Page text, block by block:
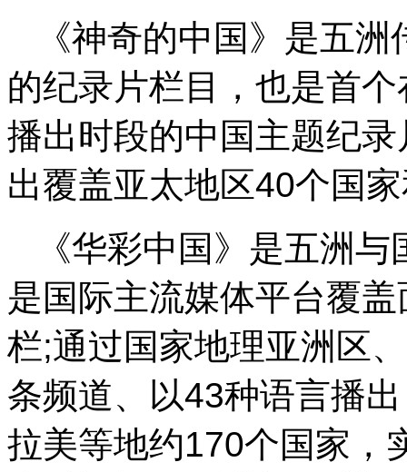
《神奇的中国》是五
的纪录片栏目，也是首
播出时段的中国主题纪
出覆盖亚太地区40个国
《华彩中国》是五洲
是国际主流媒体平台覆
栏;通过国家地理亚洲区
条频道、以43种语言播
拉美等地约170个国家，